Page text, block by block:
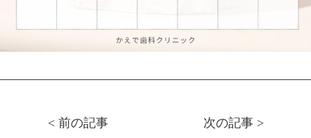
< 前の記事
次の記事 >